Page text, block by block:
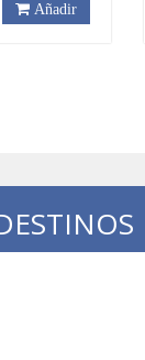
Añadir